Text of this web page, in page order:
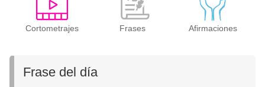
Cortometrajes Frases Afirmaciones
Frase del día